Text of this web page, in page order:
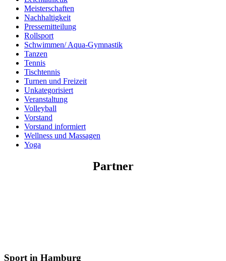
Meisterschaften
Nachhaltigkeit
Pressemitteilung
Rollsport
Schwimmen/ Aqua-Gymnastik
Tanzen
Tennis
Tischtennis
Turnen und Freizeit
Unkategorisiert
Veranstaltung
Volleyball
Vorstand
Vorstand informiert
Wellness und Massagen
Yoga
Partner
Sport in Hamburg